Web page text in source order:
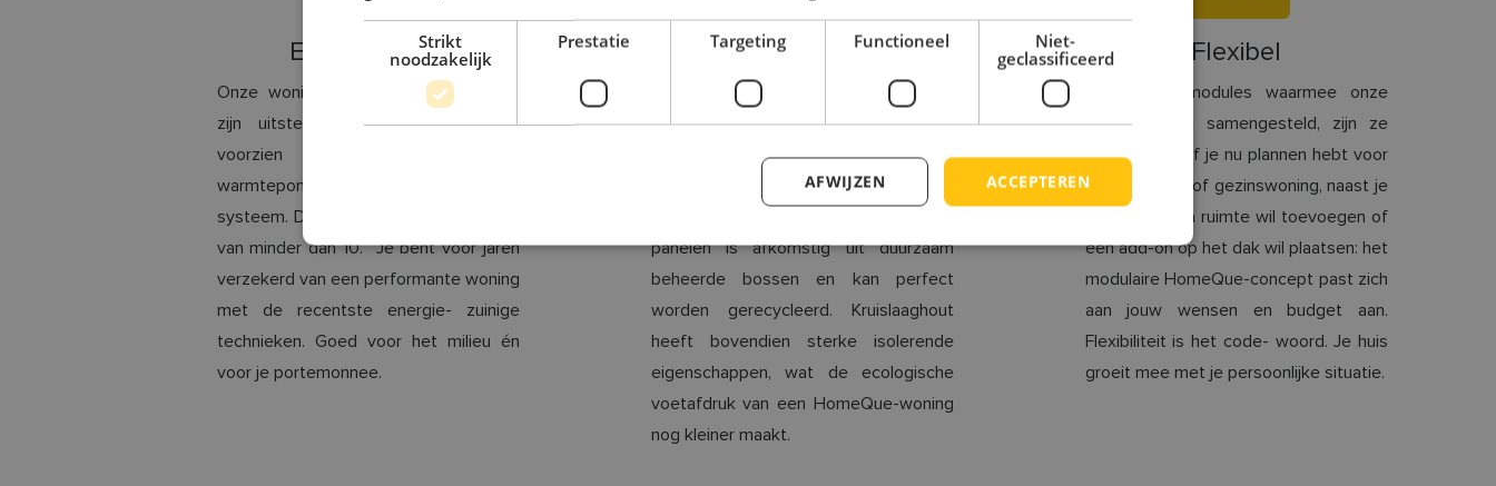
Energiezuinig
Onze woningen zijn energiezuinig, ze
zijn uitstekend geïsoleerd, en zijn
voorzien van zonnepanelen, een
warmtepomp en een domotica-
systeem. Daardoor halen ze een E-peil
van minder dan 10. Je bent voor jaren
verzekerd van een performante woning
met de recentste energie- zuinige
technieken. Goed voor het milieu én
voor je portemonnee.
Flexibel
Dankzij de modules waarmee onze
woningen zijn samengesteld, zijn ze
aanpasbaar. Of je nu plannen hebt voor
een starters- of gezinswoning, naast je
huis een extra ruimte wil toevoegen of
een add-on op het dak wil plaatsen: het
modulaire HomeQue-concept past zich
aan jouw wensen en budget aan.
Flexibiliteit is het code- woord. Je huis
groeit mee met je persoonlijke situatie.
Ecologisch
Wij bouwen zo ecologisch en circulair
mogelijk. Onze units worden
opgebouwd met circulair kruislaag-
hout (of CLT). Het gecertificeerd hout
panelen is afkomstig uit duurzaam
beheerde bossen en kan perfect
worden gerecycleerd. Kruislaaghout
heeft bovendien sterke isolerende
eigenschappen, wat de ecologische
voetafdruk van een HomeQue-woning
nog kleiner maakt.
Strikt
noodzakelijk
Prestatie Targeting Functioneel
Niet-
geclassificeerd
ACCEPTEREN
AFWIJZEN